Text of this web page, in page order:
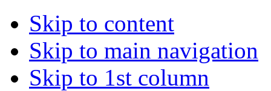
Skip to content
Skip to main navigation
Skip to 1st column